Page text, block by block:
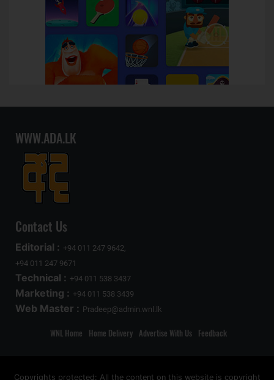
WWW.ADA.LK
Contact Us
Editorial : +94 011 247 9642,
+94 011 247 9671
Technical : +94 011 538 3437
Marketing : +94 011 538 3439
Web Master : Pradeep@admin.wnl.lk
WNL Home Home Delivery Advertise With Us Feedback
Copyrights protected: All the content on this website is copyright